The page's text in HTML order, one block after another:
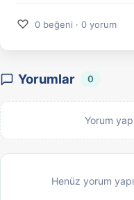
♡ 0 beğeni · 0 yorum
Yorumlar 0
Yorum
Henüz yorum